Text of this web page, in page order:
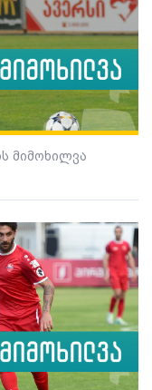
მიმოხილვა